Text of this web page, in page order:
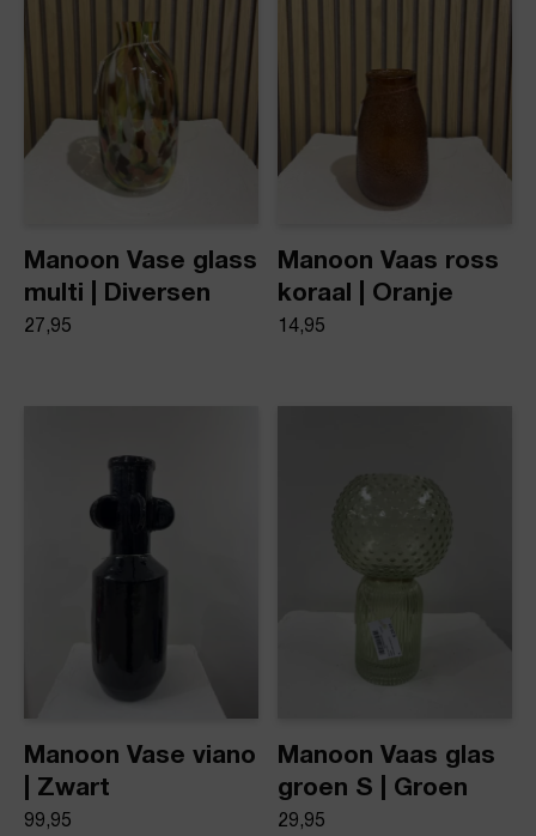
Manoon Vase glass
multi | Diversen
27,95
Manoon Vaas ross
koraal | Oranje
14,95
Manoon Vase viano
| Zwart
99,95
Manoon Vaas glas
groen S | Groen
29,95